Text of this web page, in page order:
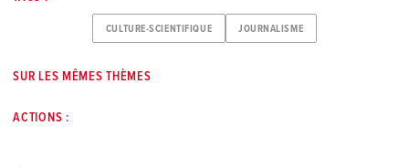
CULTURE-SCIENTIFIQUE JOURNALISME
SUR LES MÊMES THÈMES
ACTIONS :